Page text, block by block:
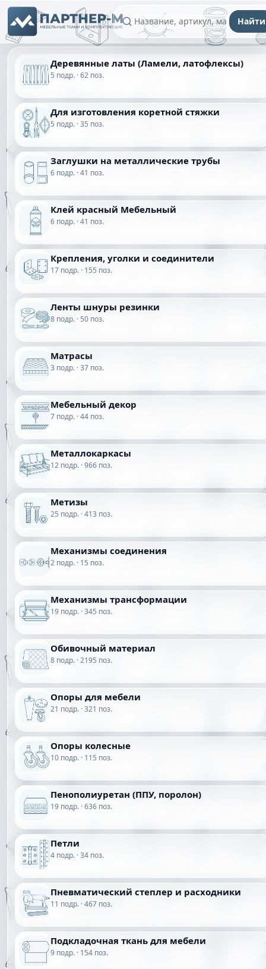
Найти
Деревянные латы (Ламели, латофлексы)
5 подр. · 62 поз.
Для изготовления коретной стяжки
5 подр. · 35 поз.
Заглушки на металлические трубы
6 подр. · 41 поз.
Клей красный Мебельный
6 подр. · 41 поз.
Крепления, уголки и соединители
17 подр. · 155 поз.
Ленты шнуры резинки
8 подр. · 50 поз.
Матрасы
3 подр. · 37 поз.
Мебельный декор
7 подр. · 44 поз.
Металлокаркасы
12 подр. · 966 поз.
Метизы
25 подр. · 413 поз.
Механизмы соединения
2 подр. · 15 поз.
Механизмы трансформации
19 подр. · 345 поз.
Обивочный материал
8 подр. · 2195 поз.
Опоры для мебели
21 подр. · 321 поз.
Опоры колесные
10 подр. · 115 поз.
Пенополиуретан (ППУ, поролон)
19 подр. · 636 поз.
Петли
4 подр. · 34 поз.
Пневматический степлер и расходники
11 подр. · 467 поз.
Подкладочная ткань для мебели
9 подр. · 154 поз.